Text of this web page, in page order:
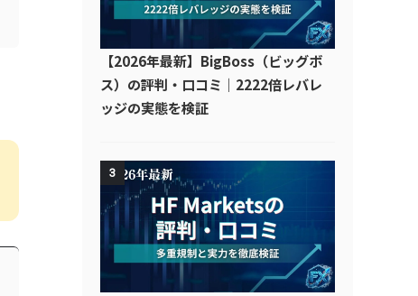
【2026年最新】BigBoss（ビッグボ
ス）の評判・口コミ｜2222倍レバレ
ッジの実態を検証
3